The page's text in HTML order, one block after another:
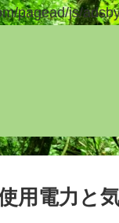
pagead/js/
用電力と